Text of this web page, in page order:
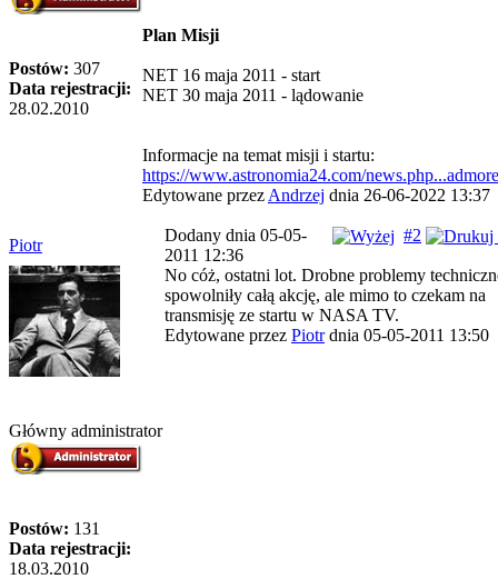
Postów: 307
Data rejestracji:
28.02.2010
Plan Misji
NET 16 maja 2011 - start
NET 30 maja 2011 - lądowanie
Informacje na temat misji i startu:
https://www.astronomia24.com/
Edytowane przez Andrzej dnia 26-06-2022 13:37
Piotr
#2
Dodany dnia 05-05-
2011 12:36
Główny administrator
Postów: 131
Data rejestracji:
18.03.2010
No cóż, ostatni lot. Drobne problemy
spowolniły całą akcję, ale mimo to czekam na
transmisję ze startu w NASA TV.
Edytowane przez Piotrdnia 05-05-2011 13:50